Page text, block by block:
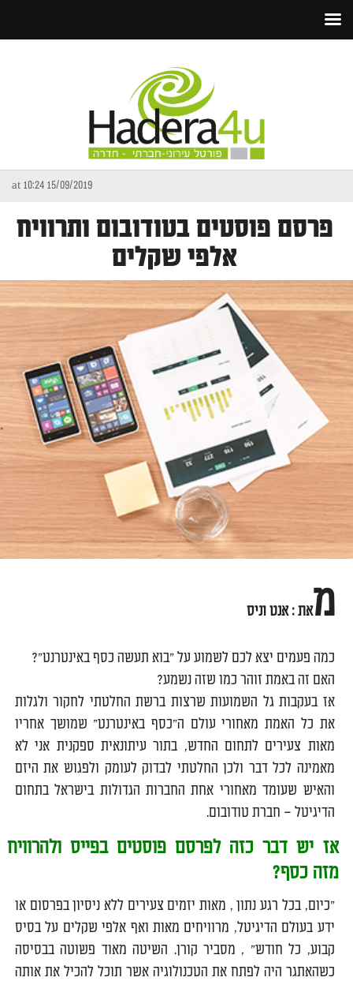
15/09/2019 at 10:24
פרסם פוסטים בטודובום ותרוויח
אלפי שקלים
מאת : אנט וניס
כמה פעמים יצא לכם לשמוע על "בוא תעשה כסף באינטרנט"?
האם זה באמת זוהר כמו שזה נשמע?
אז בעקבות גל השמועות שרצות ברשת החלטתי לחקור ולגלות
את כל האמת מאחורי עולם ה"כסף באינטרנט" שמושך אחריו
מאות צעירים לתחום החדש, בתור עיתונאית ספקנית אני לא
מאמינה לכל דבר ולכן החלטתי לבדוק לעומק ולפגוש את היזם
והאיש שעומד מאחורי אחת החברות הגדולות בישראל בתחום
הדיגיטל – חברת טודובום.
אז יש דבר כזה לפרסם פוסטים בפייס ולהרוויח
מזה כסף?
"כיום, בכל רגע נתון , מאות יזמים צעירים ללא ניסיון בפרסום או
ידע בעולם הדיגיטל, מרוויחים מאות ואף אלפי שקלים על בסיס
קבוע, כל חודש" , מסביר קורן. השיטה מאוד פשוטה בבסיסה
כשהאתגר היה לפתח את הטכנולוגיה אשר תוכל להכיל את אותה